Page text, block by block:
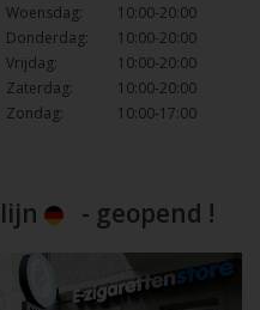
Woensdag:
10:00-20:00
Donderdag:
10:00-20:00
Vrijdag:
10:00-20:00
Zaterdag:
10:00-20:00
Zondag:
10:00-17:00
- geopend !